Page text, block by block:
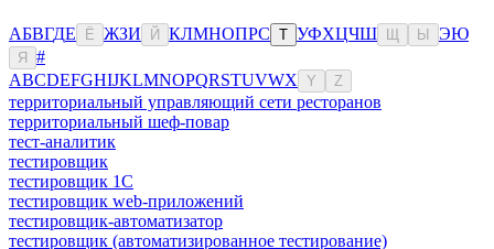
АБВГДЕ Ё ЖЗИ Й КЛМНОПРС Т УФХЦЧШ Ы ЭЮ
Я
#
ABCDEFGHIJKLMNOPQRSTUVWX Y Z
территориальный управляющий сети ресторанов
территориальный шеф-повар
тест-аналитик
тестировщик
тестировщик 1С
тестировщик web-приложений
тестировщик-автоматизатор
тестировщик (автоматизированное тестирование)